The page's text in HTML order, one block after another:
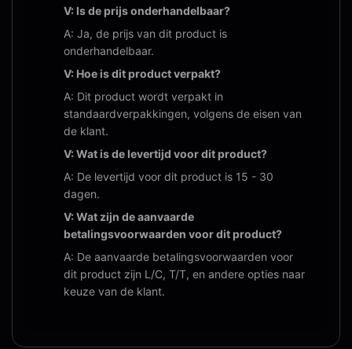
V: Is de prijs onderhandelbaar?
A: Ja, de prijs van dit product is
onderhandelbaar.
V: Hoe is dit product verpakt?
A: Dit product wordt verpakt in
standaardverpakkingen, volgens de eisen van
de klant.
V: Wat is de levertijd voor dit product?
A: De levertijd voor dit product is 15 - 30
dagen.
V: Wat zijn de aanvaarde
betalingsvoorwaarden voor dit product?
A: De aanvaarde betalingsvoorwaarden voor
dit product zijn L/C, T/T, en andere opties naar
keuze van de klant.